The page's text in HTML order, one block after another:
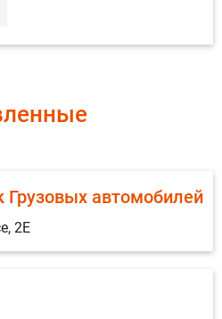
автомобилей
2Е